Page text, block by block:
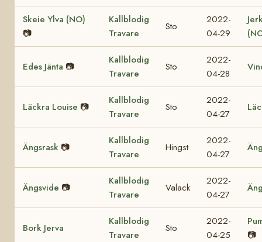
Skeie Ylva (NO)
📷
Kallblodig
Travare
Sto
2022-
04-29
Edes Jänta 📷
Kallblodig
Travare
Sto
2022-
04-28
Läckra Louise 📷
Kallblodig
Travare
Sto
2022-
04-27
Ängsrask 📷
Kallblodig
Travare
Hingst
2022-
04-27
Ängsvide 📷
Kallblodig
Travare
Valack
2022-
04-27
Bork Jerva
Kallblodig
Travare
Sto
2022-
04-25
📷